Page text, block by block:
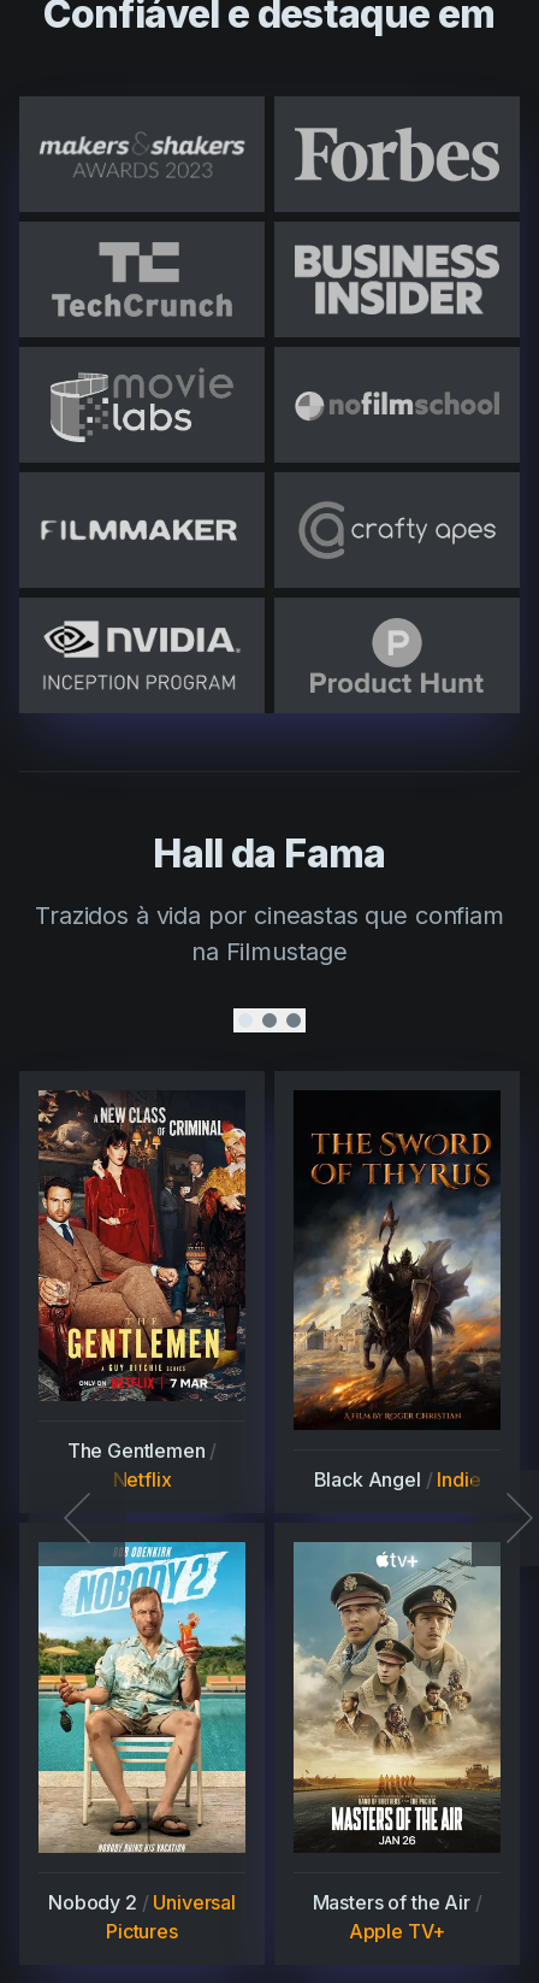
Confiável e destaque em
Hall da Fama
Trazidos à vida por cineastas que confiam
na Filmustage
The Gentlemen /
Netflix
Black Angel / Indie
Nobody 2 / Universal
Pictures
Masters of the Air/
Apple TV+